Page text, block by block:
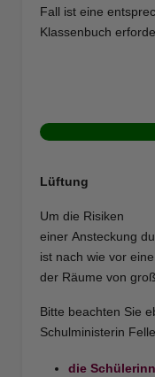
Fall ist eine
Klassenbuch
Lüftung
Um die Risiken
einer Ansteckung
ist nach wie vor
der Räume von
Bitte beachten Sie
Schulministerin
die